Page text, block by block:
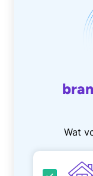
Wat